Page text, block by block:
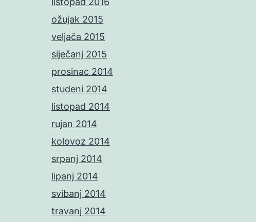
ožujak 2015
veljača 2015
siječanj 2015
prosinac 2014
studeni 2014
listopad 2014
rujan 2014
kolovoz 2014
srpanj 2014
lipanj 2014
svibanj 2014
travanj 2014